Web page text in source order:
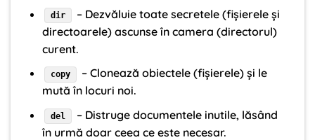
dir
– Dezvăluie toate secretele (fișierele și
directoarele) ascunse în camera (directorul)
curent.
copy
– Clonează obiectele (fișierele) și le
mută în locuri noi.
del
– Distruge documentele inutile, lăsând
în urmă doar ceea ce este necesar.